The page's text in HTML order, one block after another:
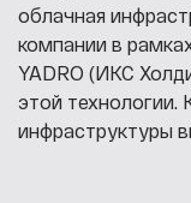
облачная
компании в
YADRO (ИКС
этой технологии.
инфраструктуры